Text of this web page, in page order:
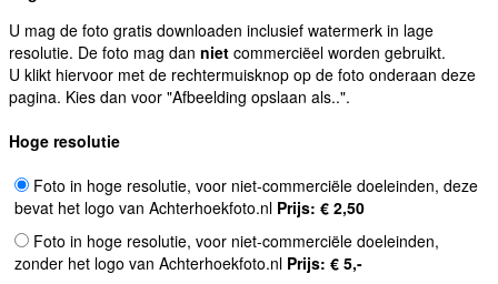
U mag de foto gratis downloaden inclusief watermerk in lage
resolutie. De foto mag dan niet commerciëel worden gebruikt.
U klikt hiervoor met de rechtermuisknop op de foto onderaan deze
pagina. Kies dan voor "Afbeelding opslaan als..".
Hoge resolutie
Foto in hoge resolutie, voor niet-commerciële doeleinden, deze
bevat het logo van Achterhoekfoto.nl Prijs: € 2,50
Foto in hoge resolutie, voor niet-commerciële doeleinden,
zonder het logo van Achterhoekfoto.nl Prijs: € 5,-